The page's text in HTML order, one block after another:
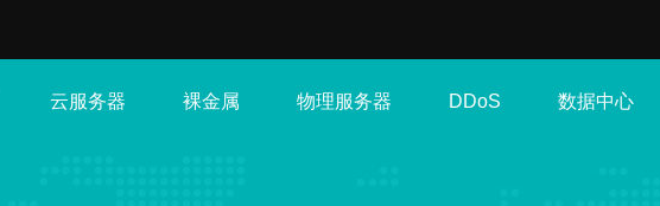
云服务器 裸金属 物理服务器 DDoS 数据中心